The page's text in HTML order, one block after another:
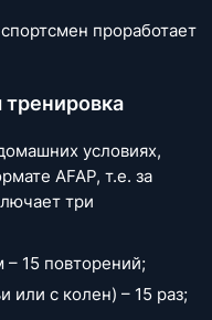
проработает
условиях,
AFAP, т.е. за
три
15 повторений;
или с колен) – 15 раз;